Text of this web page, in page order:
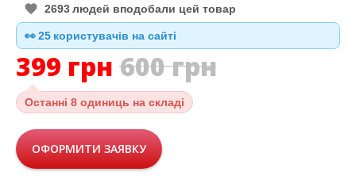
2693 людей вподобали цей товар
👀25 користувачів на сайті
399 грн 600грн
Останні 8 одиниць на складі
ОФОРМИТИ ЗАЯВКУ